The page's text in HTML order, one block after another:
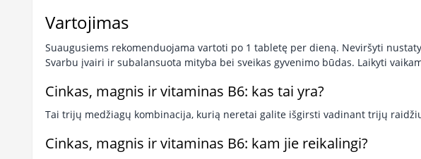
Vartojimas
Suaugusiems rekomenduojama vartoti po 1 tabletę per dieną. Neviršyti
Svarbu įvairi ir subalansuota mityba bei sveikas gyvenimo būdas. Laikyti
Cinkas, magnis ir vitaminas B6: kas tai yra?
Tai trijų medžiagų kombinacija, kurią neretai galite išgirsti vadinant trijų
Cinkas, magnis ir vitaminas B6: kam jie reikalingi?